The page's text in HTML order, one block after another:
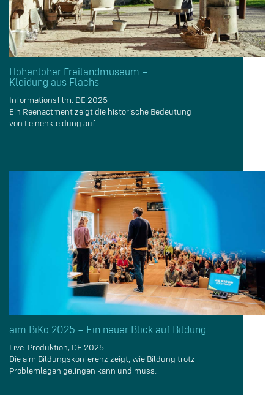
Hohenloher Freilandmuseum –
Kleidung aus Flachs
Informationsfilm, DE 2025
Ein Reenactment zeigt die historische Bedeutung
von Leinenkleidung auf.
aim BiKo 2025 – Ein neuer Blick auf Bildung
Live-Produktion, DE 2025
Die aim Bildungskonferenz zeigt, wie Bildung trotz
Problemlagen gelingen kann und muss.